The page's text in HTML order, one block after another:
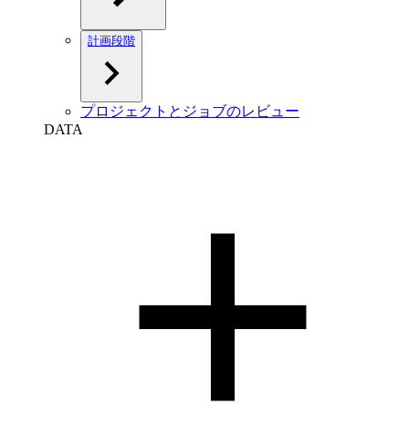
計画段階
プロジェクトとジョブのレビュー
DATA